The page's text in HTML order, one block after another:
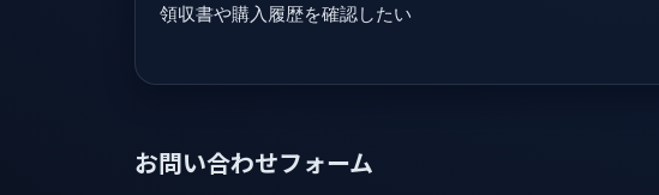
領収書や購入履歴を確認したい
お問い合わせフォーム